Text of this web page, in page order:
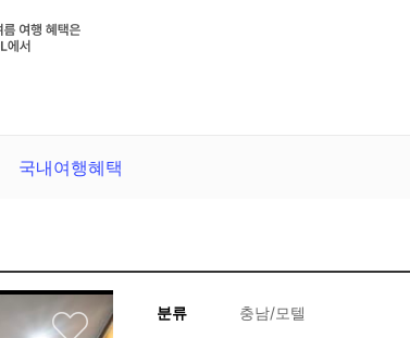
국내여행혜택
분류
충남/모텔